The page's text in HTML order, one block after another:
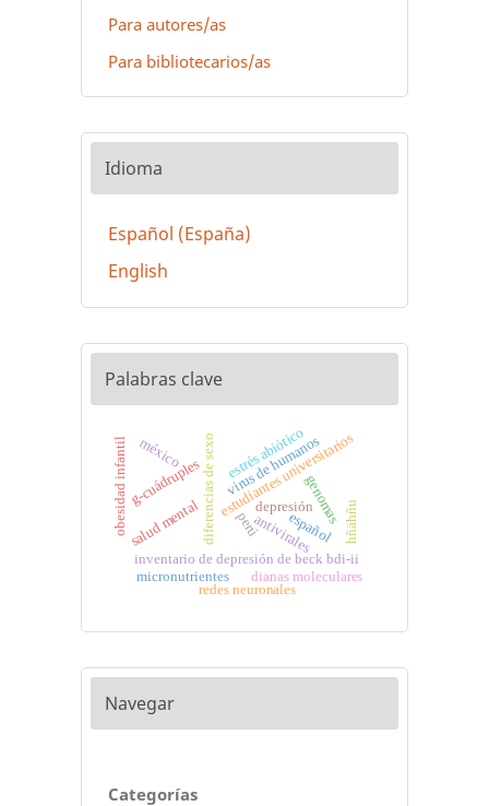
Para autores/as
Para bibliotecarios/as
Idioma
Español (España)
English
Palabras clave
depresión
estudiantes universitarios
diferencias de sexo
inventario de depresión de beck bdi-ii
salud mental
g-cuádruples virus de humanos
genomas
antivirales
dianas moleculares
perú hñähñu
español
redes neuronales
obesidad infantil méxico estrés abiótico
micronutrientes
Navegar
Categorías